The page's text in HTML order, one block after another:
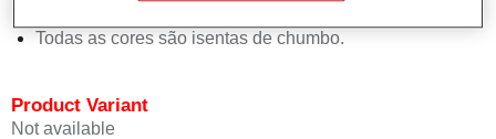
Todas as cores são isentas de chumbo.
Product Variant
Not available